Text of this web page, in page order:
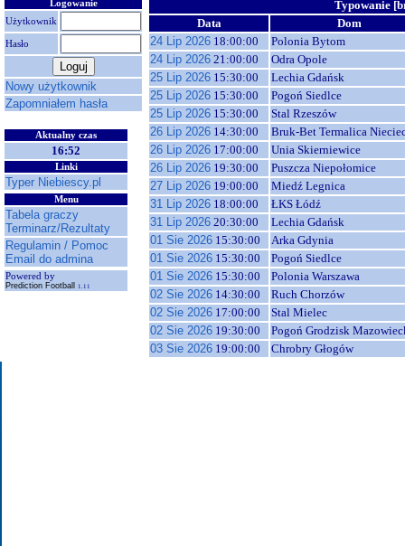
Logowanie
Użytkownik
Hasło
Nowy użytkownik
Zapomniałem hasła
Aktualny czas
16:52
Linki
Typer Niebiescy.pl
Menu
Tabela graczy
Terminarz/Rezultaty
Regulamin / Pomoc
Email do admina
Powered by
Prediction Football 1.11
Typowanie
Data
Dom
24 Lip 2026 18:00:00
Polonia Bytom
24 Lip 2026 21:00:00
Odra Opole
25 Lip 2026 15:30:00
Lechia Gdańsk
25 Lip 2026 15:30:00
Pogoń Siedlce
25 Lip 2026 15:30:00
Stal Rzeszów
26 Lip 2026 14:30:00
Bruk-Bet Termalica
26 Lip 2026 17:00:00
Unia Skierniewice
26 Lip 2026 19:30:00
Puszcza Niepołomice
27 Lip 2026 19:00:00
Miedź Legnica
31 Lip 2026 18:00:00
ŁKS Łódź
31 Lip 2026 20:30:00
Lechia Gdańsk
01 Sie 2026 15:30:00
Arka Gdynia
01 Sie 2026 15:30:00
Pogoń Siedlce
01 Sie 2026 15:30:00
Polonia Warszawa
02 Sie 2026 14:30:00
Ruch Chorzów
02 Sie 2026 17:00:00
Stal Mielec
02 Sie 2026 19:30:00
Pogoń Grodzisk
03 Sie 2026 19:00:00 Chrobry Głogów